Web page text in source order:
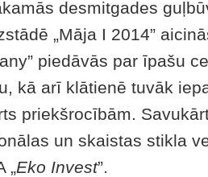
desmitgades
„Māja I 2014”
piedāvās par īpašu
kā arī klātienē tuvāk
priekšrocībām.
un skaistas stikla
„Eko Invest”.